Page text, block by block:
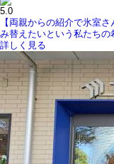
5.0
【両親からの紹介で氷室
み替えたいという私たち
詳しく見る